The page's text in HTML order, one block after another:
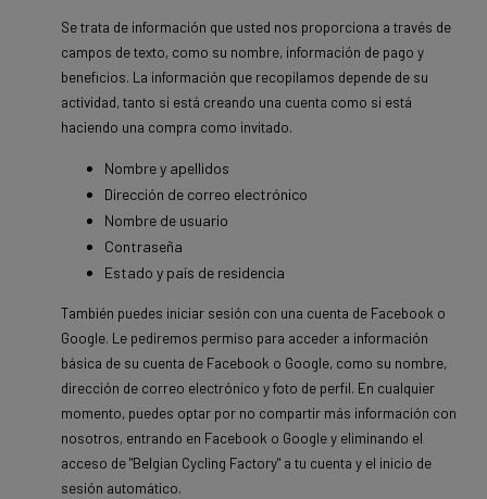
Se trata de información que usted nos proporciona a través de
campos de texto, como su nombre, información de pago y
beneficios. La información que recopilamos depende de su
actividad, tanto si está creando una cuenta como si está
haciendo una compra como invitado.
Nombre y apellidos
Dirección de correo electrónico
Nombre de usuario
Contraseña
Estado y país de residencia
También puedes iniciar sesión con una cuenta de Facebook o
Google. Le pediremos permiso para acceder a información
básica de su cuenta de Facebook o Google, como su nombre,
dirección de correo electrónico y foto de perfil. En cualquier
momento, puedes optar por no compartir más información con
nosotros, entrando en Facebook o Google y eliminando el
acceso de "Belgian Cycling Factory" a tu cuenta y el inicio de
sesión automático.